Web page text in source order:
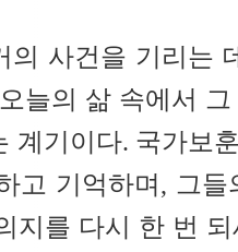
의 사건을 기리는
늘의 삶 속에서
계기이다. 국가보
고 기억하며, 그
지를 다시 한 번